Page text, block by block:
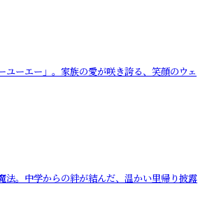
ユーエー」。家族の愛が咲き誇る、笑顔のウェ
法。中学からの絆が結んだ、温かい里帰り披露